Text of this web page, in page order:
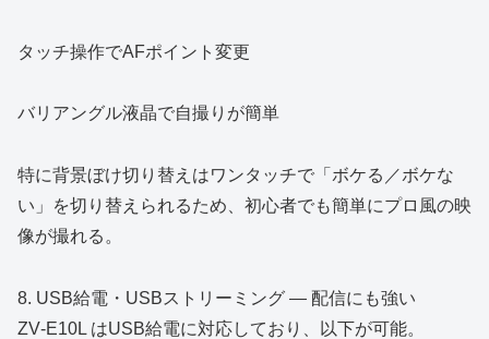
タッチ操作でAFポイント変更
バリアングル液晶で自撮りが簡単
特に背景ぼけ切り替えはワンタッチで「ボケる／ボケな
い」を切り替えられるため、初心者でも簡単にプロ風の映
像が撮れる。
8. USB給電・USBストリーミング ― 配信にも強い
ZV‑E10L はUSB給電に対応しており、以下が可能。